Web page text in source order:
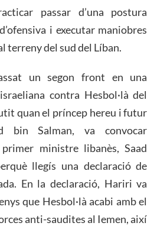
passar d’una postura
i executar maniobres
terreny del sud del Líban.
un segon front en una
contra Hesbol·là del
quan el príncep hereu i futur
bin Salman, va convocar
ministre libanès, Saad
llegís una declaració de
En la declaració, Hariri va
que Hesbol·là acabi amb el
anti-saudites al Iemen, així